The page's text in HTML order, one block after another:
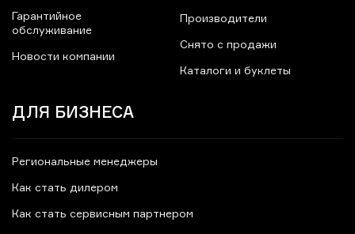
Гарантийное
обслуживание
Новости компании
Производители
Снято с продажи
Каталоги и буклеты
ДЛЯ БИЗНЕСА
Региональные менеджеры
Как стать дилером
Как стать сервисным партнером